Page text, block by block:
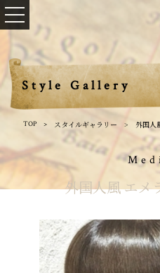
Style Gallery
TOP スタイルギャラリー 外国人
外国人風 エ